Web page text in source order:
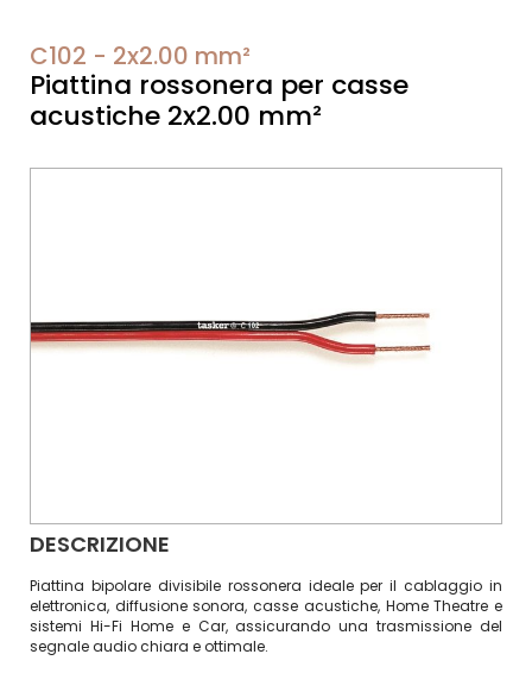
C102 - 2x2.00 mm²
Piattina rossonera per casse
acustiche 2x2.00 mm²
DESCRIZIONE
Piattina bipolare divisibile rossonera ideale per il cablaggio in
elettronica, diffusione sonora, casse acustiche, Home Theatre e
sistemi Hi-Fi Home e Car, assicurando una trasmissione del
segnale audio chiara e ottimale.